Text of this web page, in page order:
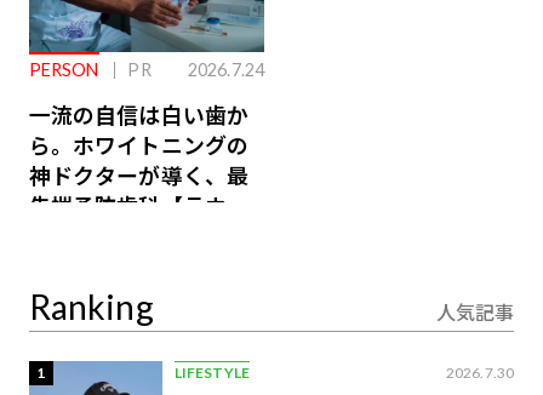
PERSON PR 2026.7.24
一流の自信は白い歯か
ら。ホワイトニングの
神ドクターが導く、最
先端予防歯科【ラウン
Ranking 人気記事
1 LIFESTYLE 2026.7.30